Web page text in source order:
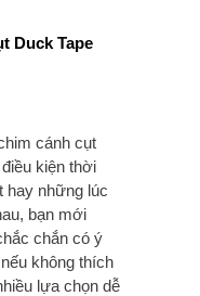
Duck Tape
cánh cụt
kiện thời
hay những lúc
bạn mới
chắn có ý
không thích
lựa chọn dễ